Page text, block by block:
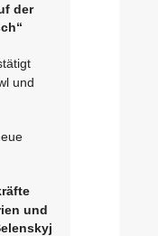
der
und
und